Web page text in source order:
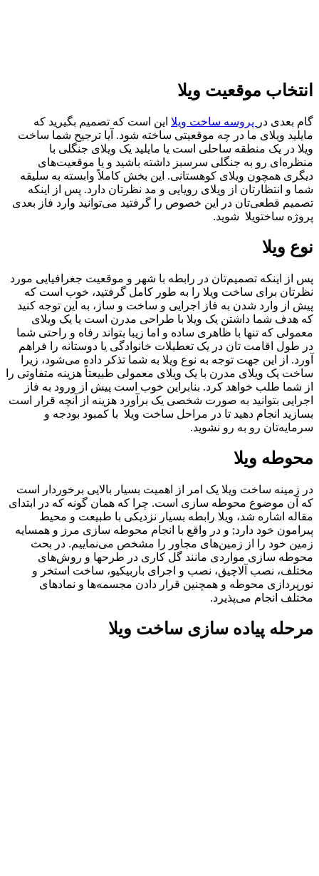
انتخاب موقعیت ویلا
گام بعدی در پروسه ساخت ویلا این است که تصمیم بگیرید که
مایلید ویلای ما در چه موقعیتی ساخته شود. آیا ترجیح شما ساخت
ویلا در یک منطقه ساحلی است یا مایلید یک ویلای جنگلی با
منظره‌ای رو به جنگلی سرسبز داشته باشید و یا موقعیت‌های
دیگری همچون ویلای کوهستانی. این بخش کاملاً وابسته به سلیقه
شما و انتظارتان از ویلای رویایی و مد نظرتان دارد. پس از اینکه
تصمیم قطعی‌تان در این خصوص را گرفتید می‌توانید وارد فاز بعدی
پروژه ساختویلا شوید.
نوع ویلا
پس از اینکه تصمیم‌تان در رابطه با شهر و موقعیت جغرافیایی مورد
نظرتان برای ساخت ویلا را به طور کامل گرفتید، خوب است که
پیش از وارد شدن به فاز اجرایی و ساخت و ساز، به این توجه کنید
که هدف شما داشتن یک ویلا با طراحی مدرن است یا یک ویلای
معمولی که تنها با ظاهری ساده و اما زیبا بتواند رفاه و راحتی شما
در طول اقامت تان در یک تعطیلات خانوادگی یا دوستانه را فراهم
آورد. از این جهت توجه به نوع ویلا به شما تذکر داده می‌شود، زیرا
ساخت یک ویلای مدرن با یک ویلای معمولی طبیعتاً هزینه متفاوتی را
از شما طلب خواهد کرد. بنابراین خوب است پیش از ورود به فاز
اجرایی بتوانید به صورت شخصی یک برآورد هزینه از آنچه قرار است
بسازید انجام دهید تا در مراحل ساخت ویلا با کمبود بودجه و
سرمایه‌تان رو به رو نشوید.
محوطه ویلا
در زمینه ساخت ویلا یک امر از اهمیت بسیار بالایی برخوردار است
که آن موضوع محوطه سازی است. چرا که همان گونه که در ابتدای
مقاله اشاره شد، ویلا رابطه بسیار نزدیکی با طبیعت و محیط
پیرامون خود دارد; و در واقع با انجام محوطه سازی مرز و همسایه
زمین خود را از زمین‌های مجاور را مشخص می‌نماییم. در بحث
محوطه سازی مواردی مانند گل کاری در طرحها و روش‌های
مختلف، نصب آلاچیق، نصب و اجرای باربیکیو، ساخت استخر و
نورپردازی محوطه و همچنین قرار دادن مجسمه‌ها و نمادهای
مختلف انجام می‌پذیرد.
مرحله پیاده سازی ساخت ویلا